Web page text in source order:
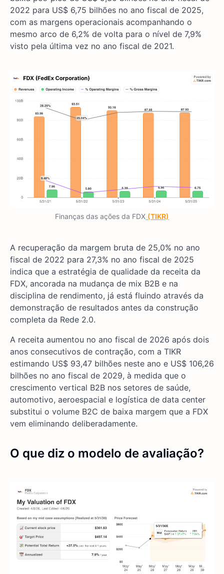
2022 para US$ 6,75 bilhões no ano fiscal de 2025,
com as margens operacionais acompanhando o
mesmo arco de 6,2% de volta para o nível de 7,9%
visto pela última vez no ano fiscal de 2021.
Finanças das ações da FDX (TIKR)
A recuperação da margem bruta de 25,0% no ano
fiscal de 2022 para 27,3% no ano fiscal de 2025
indica que a estratégia de qualidade da receita da
FDX, ancorada na mudança de mix B2B e na
disciplina de rendimento, já está fluindo através da
demonstração de resultados antes da construção
completa da Rede 2.0.
A receita aumentou no ano fiscal de 2026 após dois
anos consecutivos de contração, com a TIKR
estimando US$ 93,47 bilhões neste ano e US$ 106,26
bilhões no ano fiscal de 2029, à medida que o
crescimento vertical B2B nos setores de saúde,
automotivo, aeroespacial e logística de data center
substitui o volume B2C de baixa margem que a FDX
vem eliminando deliberadamente.
O que diz o modelo de avaliação?